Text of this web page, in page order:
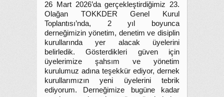
26 Mart 2026’da gerçekleştirdiğimiz 23.
Olağan TOKKDER Genel Kurul
Toplantısı’nda, 2 yıl boyunca
derneğimizin yönetim, denetim ve disiplin
kurullarında yer alacak üyelerini
belirledik. Gösterdikleri güven için
üyelerimize şahsım ve yönetim
kurulumuz adına teşekkür ediyor, dernek
kurullarımızın yeni üyelerini tebrik
ediyorum. Derneğimize bugüne kadar